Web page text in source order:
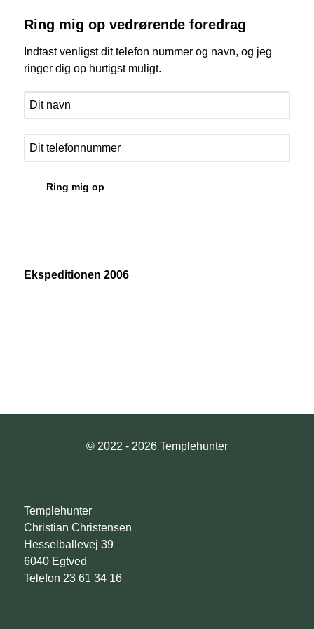
Ring mig op vedrørende foredrag
Indtast venligst dit telefon nummer og navn, og jeg
ringer dig op hurtigst muligt.
Ekspeditionen 2006
© 2022 - 2026 Templehunter
Templehunter
Christian Christensen
Hesselballevej 39
6040 Egtved
Telefon 23 61 34 16